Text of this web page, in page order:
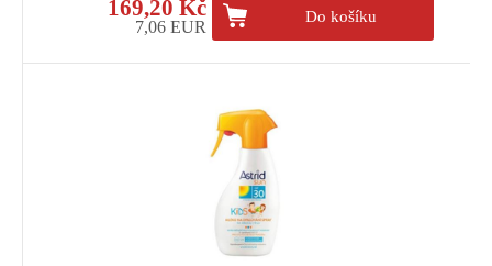
169,20 Kč
7,06 EUR
Do košíku